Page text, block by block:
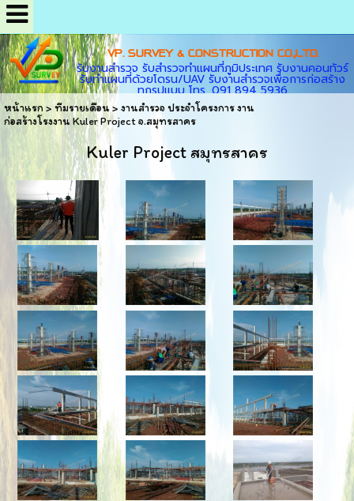
VP. SURVEY & CONSTRUCTION CO.,LTD.
รับงานสำรวจ รับสำรวจทำแผนที่ภูมิประเทศ รับงานคอนทัวร์
รับทำแผนที่ด้วยโดรน/UAV รับงานสำรวจเพื่อการก่อสร้าง
ทุกรูปแบบ โทร. 091 894 5936
หน้าแรก >ทีมรายเดือน> งานสำรวจ ประจำโครงการ งาน
ก่อสร้างโรงงาน Kuler Project จ.สมุทรสาคร
Kuler Project สมุทรสาคร